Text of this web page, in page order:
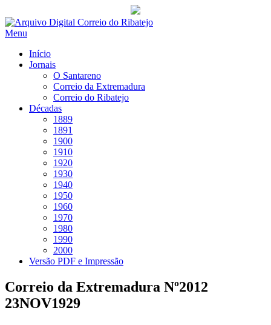
Saltar
para
Menu
Início
Jornais
O Santareno
Correio da Extremadura
Correio do Ribatejo
Décadas
1889
1891
1900
1910
1920
1930
1940
1950
1960
1970
1980
1990
2000
Versão PDF e Impressão
Correio da Extremadura Nº2012
23NOV1929